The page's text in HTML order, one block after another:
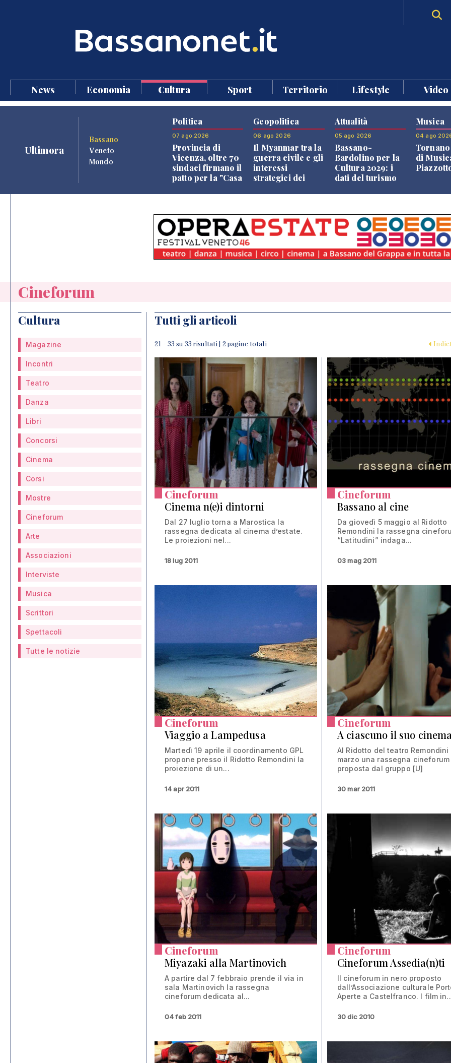
News Economia Cultura Sport Territorio Lifestyle Video
Ultimora
Bassano
Veneto
Mondo
Politica
07 ago 2026
Provincia di
Vicenza, oltre 70
sindaci firmano il
patto per la "Casa
Geopolitica
06 ago 2026
Il Myanmar tra la
guerra civile e gli
interessi
strategici dei
Attualità
05 ago 2026
Bassano-
Bardolino per la
Cultura 2029: i
dati del turismo
Musica
04 ago
di
Cineforum
Cultura
Magazine
Incontri
Teatro
Danza
Libri
Concorsi
Cinema
Corsi
Mostre
Cineforum
Arte
Associazioni
Interviste
Musica
Scrittori
Spettacoli
Tutte le notizie
Tutti gli articoli
21 - 33 su 33 risultati | 2 pagine totali
Cineforum
Cinema n(e)i dintorni
Dal 27 luglio torna a Marostica la
rassegna dedicata al cinema d’estate.
Le proiezioni nel...
18 lug 2011
Cineforum
Bassano al cine
Da giovedì 5 maggio al Ridotto
Remondini la rassegna
“Latitudini” indaga...
03 mag 2011
Cineforum
Viaggio a Lampedusa
Martedì 19 aprile il coordinamento GPL
propone presso il Ridotto Remondini la
proiezione di un...
14 apr 2011
Cineforum
A ciascuno il suo
Al Ridotto del teatro Remondini
marzo una rassegna cineforum
proposta dal gruppo [U]
30 mar 2011
Cineforum
Miyazaki alla Martinovich
A partire dal 7 febbraio prende il via in
sala Martinovich la rassegna
cineforum dedicata al...
04 feb 2011
Cineforum
Cineforum Assedia(n)ti
Il cineforum in nero proposto
dall’Associazione culturale
Aperte a Castelfranco. I film
30 dic 2010